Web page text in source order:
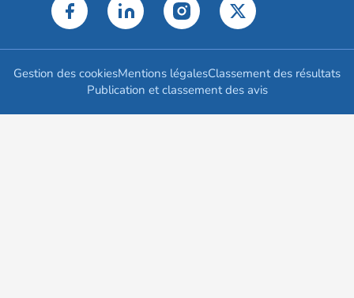
Gestion des cookiesMentions légalesClassement des résultats
Publication et classement des avis